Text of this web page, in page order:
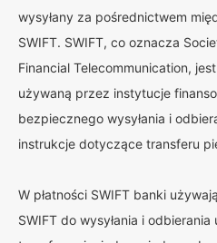
wysyłany za pośrednictwem
SWIFT. SWIFT, co oznacza
Financial Telecommunication,
używaną przez instytucje
bezpiecznego wysyłania i
instrukcje dotyczące transferu
W płatności SWIFT banki
SWIFT do wysyłania i